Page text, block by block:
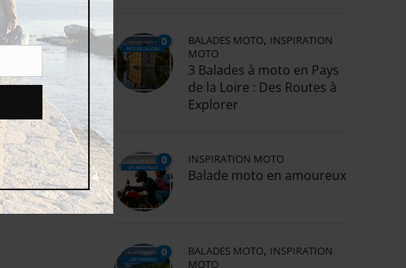
Moto 0
,INSPIRATION
0
0 BALADES MOTO, INSPIRATION
MOTO
3 Balades à moto en Pays
de la Loire : Des Routes à
Explorer
0 INSPIRATION MOTO
Balade moto en amoureux
0 BALADES MOTO, INSPIRATION
MOTO